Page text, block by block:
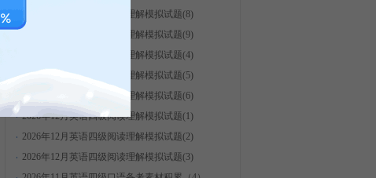
2026年12月英语四级阅读理解模拟试题(8)
2026年12月英语四级阅读理解模拟试题(9)
2026年12月英语四级阅读理解模拟试题(4)
2026年12月英语四级阅读理解模拟试题(5)
2026年12月英语四级阅读理解模拟试题(6)
2026年12月英语四级阅读理解模拟试题(1)
2026年12月英语四级阅读理解模拟试题(2)
2026年12月英语四级阅读理解模拟试题(3)